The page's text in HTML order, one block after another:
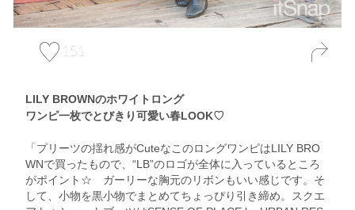
151
LILY BROWNのホワイトロング
ワンピ一枚でとびきり可愛い春LOOK♡
「プリーツの揺れ感がCuteなこのロングワンピはLILY BRO
WNで買ったもので、“LB”のロゴが全体に入っているところ
がポイント☆ ガーリーな胸元のリボンもいい感じです。そ
して、小物を黒小物でまとめてちょっぴり引き締め。スクエ